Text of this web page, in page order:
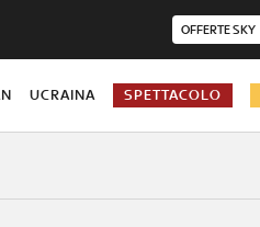
OFFERTE SKY
UCRAINA SPETTACOLO